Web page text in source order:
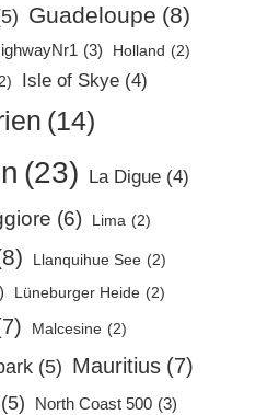
Guadeloupe (8)
(3) Holland (2)
Isle of Skye (4)
(14)
(23) La Digue (4)
(6) Lima (2)
Llanquihue See (2)
Lüneburger Heide (2)
Malcesine (2)
(5) Mauritius (7)
(5) North Coast 500 (3)